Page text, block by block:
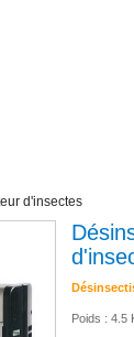
d'insectes
Poids : 4.5